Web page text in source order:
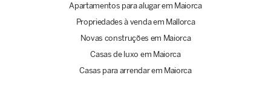
Apartamentos para alugar em Maiorca
Propriedades à venda em Mallorca
Novas construções em Maiorca
Casas de luxo em Maiorca
Casas para arrendar em Maiorca